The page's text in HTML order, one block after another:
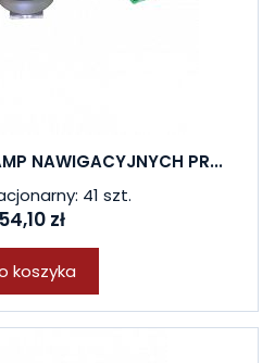
NAWIGACYJNYCH PR...
41 szt.
54,10 zł
koszyka